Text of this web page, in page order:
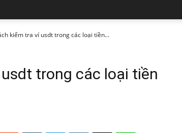
kiểm tra ví usdt trong các loại tiền...
trong các loại tiền